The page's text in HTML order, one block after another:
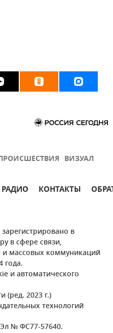
ВИЗУАЛ
РАДИО КОНТАКТЫ
в
в сфере связи,
массовых коммуникаций
года.
и автоматического
(ред. 2023 г.)
технологий
№ ФС77-57640.